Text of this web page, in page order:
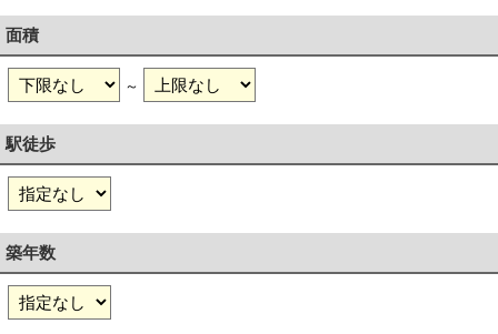
面積
～
駅徒歩
築年数